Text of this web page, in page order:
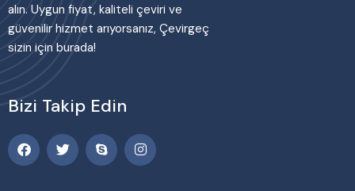
alın. Uygun fiyat, kaliteli çeviri ve
güvenilir hizmet arıyorsanız, Çevirgeç
sizin için burada!
Bizi Takip Edin